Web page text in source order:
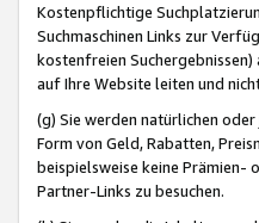
Kostenpflichtige
Suchmaschinen Links zur
kostenfreien Suchergebnissen)
auf Ihre Website leiten und
(g) Sie werden natürlichen
Form von Geld, Rabatten,
beispielsweise keine Prämien-
Partner-Links zu besuchen.